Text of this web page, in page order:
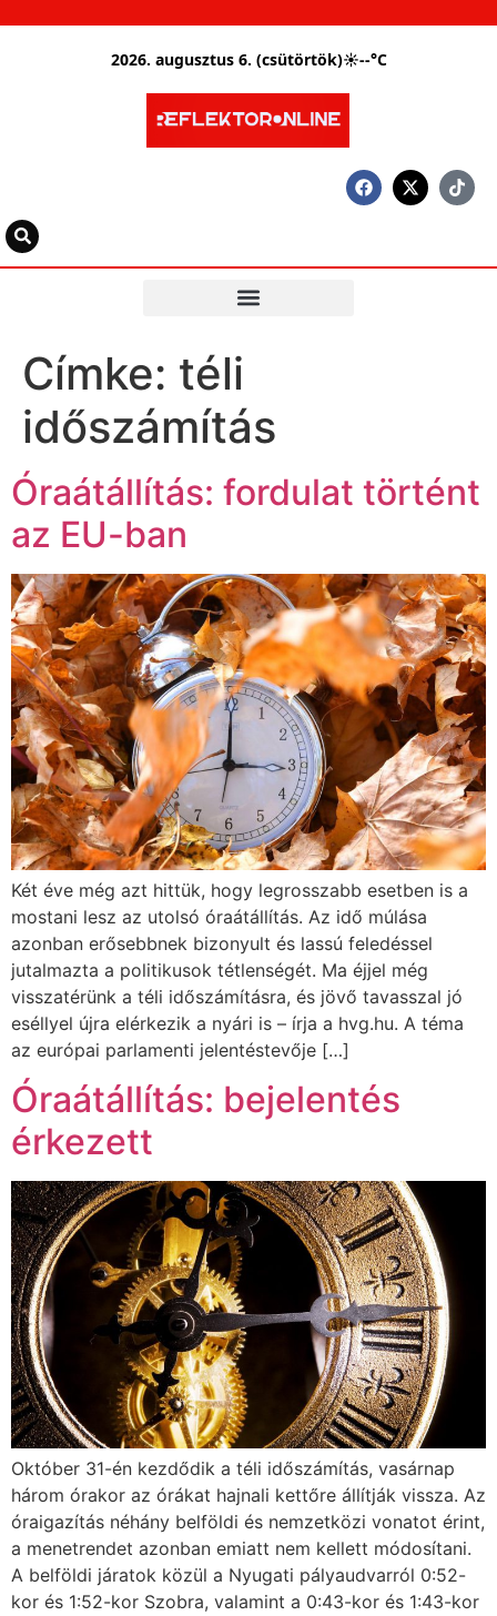
2026. augusztus 6. (csütörtök)☀--°C
Címke: téli
időszámítás
Óraátállítás: fordulat történt
az EU-ban
Két éve még azt hittük, hogy legrosszabb esetben is a
mostani lesz az utolsó óraátállítás. Az idő múlása
azonban erősebbnek bizonyult és lassú feledéssel
jutalmazta a politikusok tétlenségét. Ma éjjel még
visszatérünk a téli időszámításra, és jövő tavasszal jó
eséllyel újra elérkezik a nyári is – írja a hvg.hu. A téma
az európai parlamenti jelentéstevője […]
Óraátállítás: bejelentés
érkezett
Október 31-én kezdődik a téli időszámítás, vasárnap
három órakor az órákat hajnali kettőre állítják vissza. Az
óraigazítás néhány belföldi és nemzetközi vonatot érint,
a menetrendet azonban emiatt nem kellett módosítani.
A belföldi járatok közül a Nyugati pályaudvarról 0:52-
kor és 1:52-kor Szobra, valamint a 0:43-kor és 1:43-kor